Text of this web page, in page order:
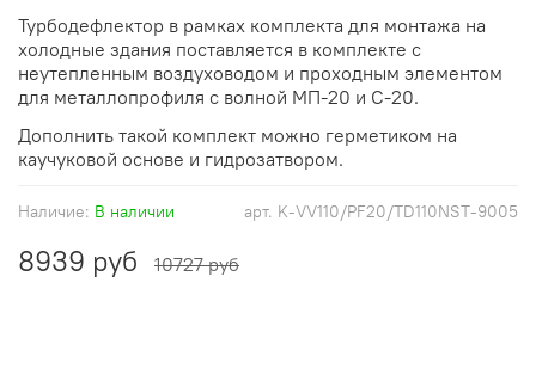
арт. K-VV110/PF20/TD110NST-9005
Наличие: В наличии
8939 руб 10727 руб
Турбодефлектор в рамках комплекта для монтажа на
холодные здания поставляется в комплекте с
неутепленным воздуховодом и проходным элементом
для металлопрофиля с волной МП-20 и С-20.
Дополнить такой комплект можно герметиком на
каучуковой основе и гидрозатвором.